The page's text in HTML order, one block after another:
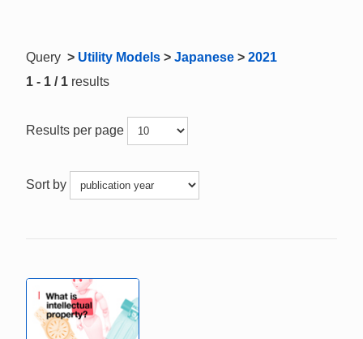
Query > Utility Models > Japanese > 2021
1 - 1 / 1 results
Results per page
Sort by